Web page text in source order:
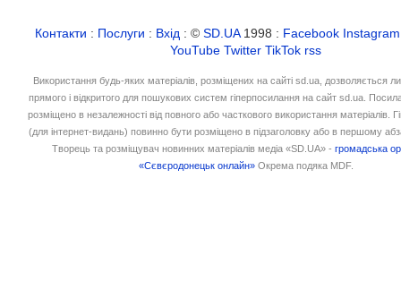
Контакти : Послуги : Вхід : ©SD.UA1998 : Facebook Instagram
YouTube Twitter TikTok rss
Використання будь-яких матеріалів, розміщених на сайті sd.ua, дозволяється
прямого і відкритого для пошукових систем гіперпосилання на сайт sd.ua.
розміщено в незалежності від повного або часткового використання матеріалів.
(для інтернет-видань) повинно бути розміщено в підзаголовку або в першому
Творець та розміщувач новинних матеріалів медіа «SD.UA» -громадська
«Сєвєродонецьк онлайн» Окрема подяка MDF.